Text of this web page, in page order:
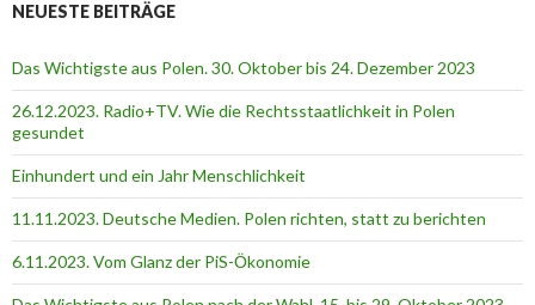
NEUESTE BEITRÄGE
Das Wichtigste aus Polen. 30. Oktober bis 24. Dezember 2023
26.12.2023. Radio+TV. Wie die Rechtsstaatlichkeit in Polen
gesundet
Einhundert und ein Jahr Menschlichkeit
11.11.2023. Deutsche Medien. Polen richten, statt zu berichten
6.11.2023. Vom Glanz der PiS-Ӧkonomie